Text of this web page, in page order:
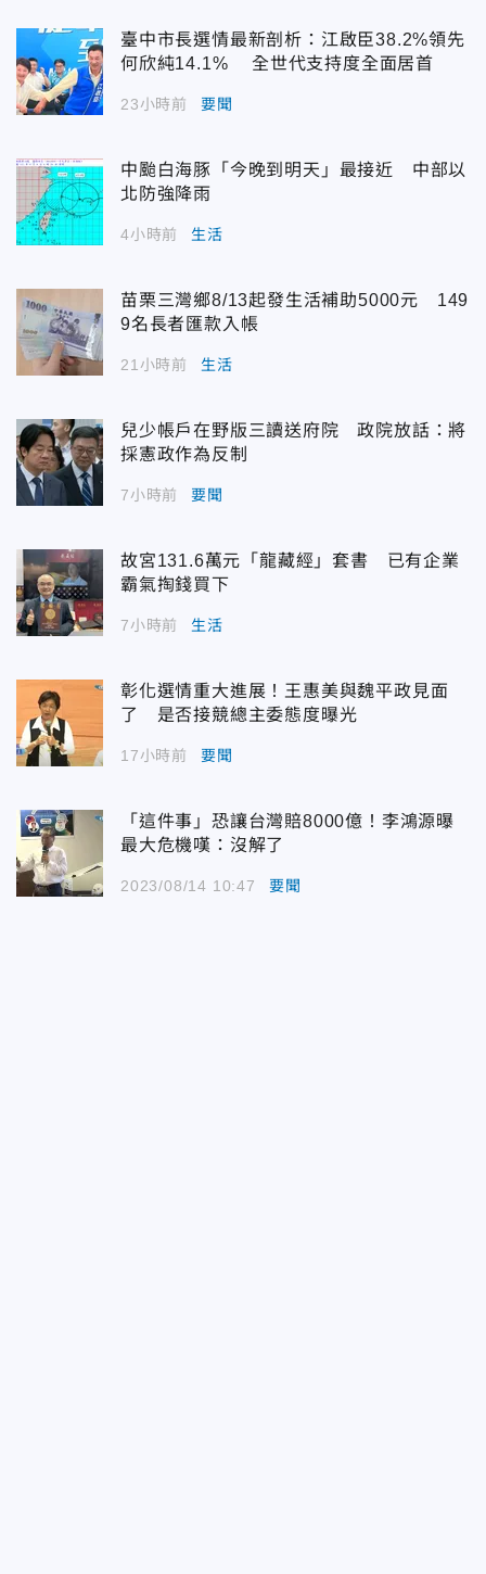
臺中市長選情最新剖析：江啟臣38.2%領先
何欣純14.1% 全世代支持度全面居首
23小時前 要聞
中颱白海豚「今晚到明天」最接近 中部以
北防強降雨
4小時前 生活
苗栗三灣鄉8/13起發生活補助5000元 149
9名長者匯款入帳
21小時前 生活
兒少帳戶在野版三讀送府院 政院放話：將
採憲政作為反制
7小時前 要聞
故宮131.6萬元「龍藏經」套書 已有企業
霸氣掏錢買下
7小時前 生活
彰化選情重大進展！王惠美與魏平政見面
了 是否接競總主委態度曝光
17小時前 要聞
「這件事」恐讓台灣賠8000億！李鴻源曝
最大危機嘆：沒解了
2023/08/14 10:47 要聞